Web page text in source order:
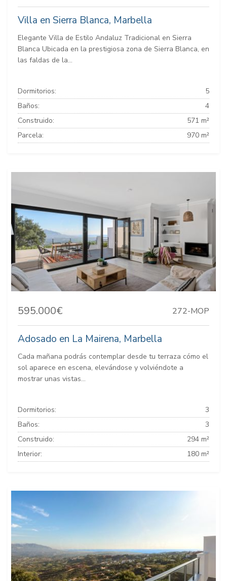
Villa en Sierra Blanca, Marbella
Elegante Villa de Estilo Andaluz Tradicional en Sierra
Blanca Ubicada en la prestigiosa zona de Sierra Blanca, en
las faldas de la...
Dormitorios:
5
Baños:
4
Construido:
571 m²
Parcela:
970 m²
595.000€ 272-MOP
Adosado en La Mairena, Marbella
Cada mañana podrás contemplar desde tu terraza cómo el
sol aparece en escena, elevándose y volviéndote a
mostrar unas vistas...
Dormitorios:
3
Baños:
3
Construido:
294 m²
Interior:
180 m²